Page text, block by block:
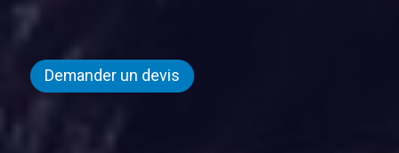
Demander un devis